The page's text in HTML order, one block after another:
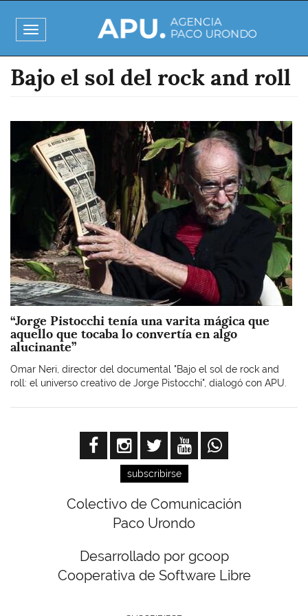
al
contenido
principal
Toggle
navigation
Bajo el sol del rock and roll
“Jorge Pistocchi tenía una varita mágica que
aquello que tocaba lo convertía en algo
alucinante”
Omar Neri, director del documental "Bajo el sol de rock and
roll: el universo creativo de Jorge Pistocchi", dialogó con APU.
subscribirse
Colectivo de Comunicación
Paco Urondo
Desarrollado por gcoop
Cooperativa de Software Libre